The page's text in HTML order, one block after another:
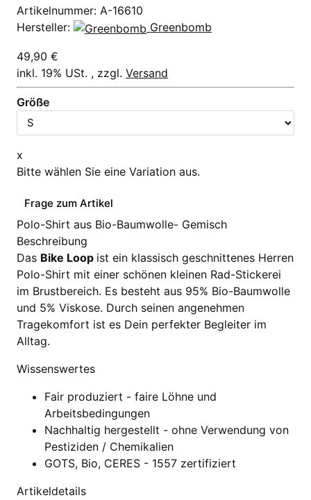
Artikelnummer: A-16610
Hersteller:
Greenbomb
49,90 €
inkl. 19% USt. , zzgl. Versand
Größe
x
Bitte wählen Sie eine Variation aus.
Frage zum Artikel
Polo-Shirt aus Bio-Baumwolle- Gemisch
Beschreibung
Das Bike Loop ist ein klassisch geschnittenes Herren
Polo-Shirt mit einer schönen kleinen Rad-Stickerei
im Brustbereich. Es besteht aus 95% Bio-Baumwolle
und 5% Viskose. Durch seinen angenehmen
Tragekomfort ist es Dein perfekter Begleiter im
Alltag.
Wissenswertes
Fair produziert - faire Löhne und
Arbeitsbedingungen
Nachhaltig hergestellt - ohne Verwendung von
Pestiziden / Chemikalien
GOTS, Bio, CERES - 1557 zertifiziert
Artikeldetails